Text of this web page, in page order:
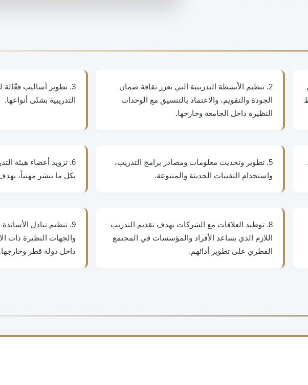
2. تنظيم الأنشطة التدريبية التي تعزز ثقافة ضمان
الجودة والتقويم، والاعتماد بالتنسيق مع الوحدات
النظيرة داخل الجامعة وخارجها.
3. تطوير أساليب فعّالة
التدريبية بشتّى أنواعها.
5. تطوير وتحديث معلومات ومصادر برامج التدريب،
واستخدام التقنيات الحديثة والمتنوعة.
6. تزويد أعضاء هيئة
بكل ما ينشر مهنياً،
8. توطيد العلاقات مع الشركات بهدف تقديم التدريب
اللازم الذي يساعد الأفراد والمؤسسات في المجتمع
القطري على تطوير أدائهم.
9. تنظيم تبادل
والجهات النظيرة ذات
داخل دولة قطر وخارجها.